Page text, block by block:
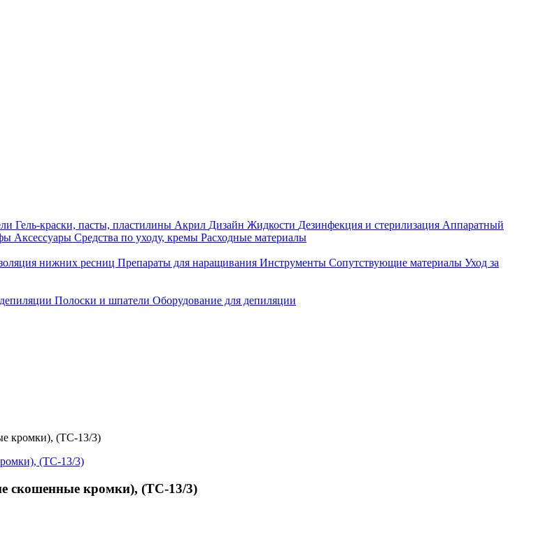
Гель-краски, пасты, пластилины Акрил Дизайн Жидкости Дезинфекция и стерилизация Аппаратный
Аксессуары Средства по уходу, кремы Расходные материалы
нижних ресниц Препараты для наращивания Инструменты Сопутствующие материалы Уход за
Полоски и шпатели Оборудование для депиляции
кромки), (TC-13/3)
скошенные кромки), (TC-13/3)